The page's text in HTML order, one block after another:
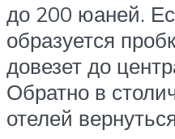
до 200 юаней.
образуется
довезет до
Обратно в
отелей